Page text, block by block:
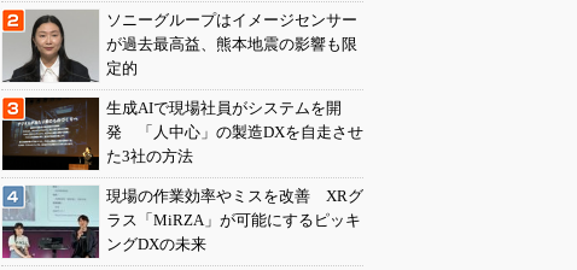
ソニーグループはイメージセンサー
が過去最高益、熊本地震の影響も限
定的
生成AIで現場社員がシステムを開
発 「人中心」の製造DXを自走させ
た3社の方法
現場の作業効率やミスを改善 XRグ
ラス「MiRZA」が可能にするピッキ
ングDXの未来